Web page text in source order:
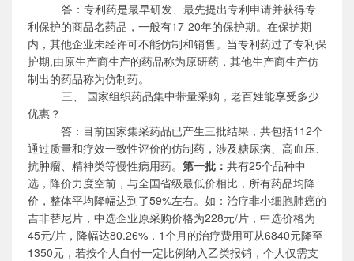
答：专利药是最早研发、最先提出专利申请并获得专
利保护的商品名药品，一般有17-20年的保护期。在保护期
内，其他企业未经许可不能仿制和销售。当专利药过了专利保
护期,由原生产商生产的药品称为原研药，其他生产商生产仿
制出的药品称为仿制药。
三、
国家组织药品集中带量采购，老百姓能享受多少
优惠？
答：目前国家集采药品已产生三批结果，共包括112个
通过质量和疗效一致性评价的仿制药，涉及糖尿病、高血压、
抗肿瘤、精神类等慢性病用药。 第一批： 共有25个品种中
选，降价力度空前，与全国省级最低价相比，所有药品均降
价，整体平均降幅达到了59%左右。如：治疗非小细胞肺癌的
吉非替尼片，中选企业原采购价格为228元/片，中选价格为
45元/片，降幅达80.26%，1个月的治疗费用可从6840元降至
1350元，若按个人自付一定比例纳入乙类报销，个人仅需支